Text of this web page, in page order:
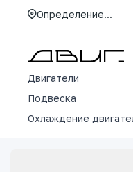
Определение...
Двигатели
Подвеска
Охлаждение